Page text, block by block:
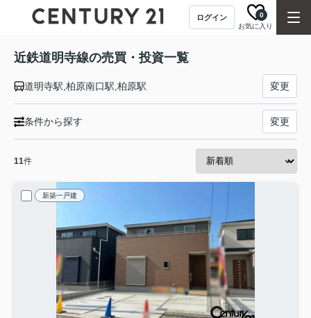
ログイン
お気に入り
0
近鉄道明寺線の売買・投資一覧
道明寺駅,柏原南口駅,柏原駅 変更
条件から探す 変更
11件
新築一戸建